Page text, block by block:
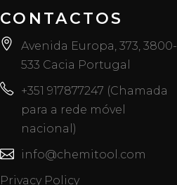
CONTACTOS
Avenida Europa, 373, 3800-
533 Cacia Portugal
+351 917877247 (Chamada
para a rede móvel
nacional)
info@chemitool.com
Privacy Policy